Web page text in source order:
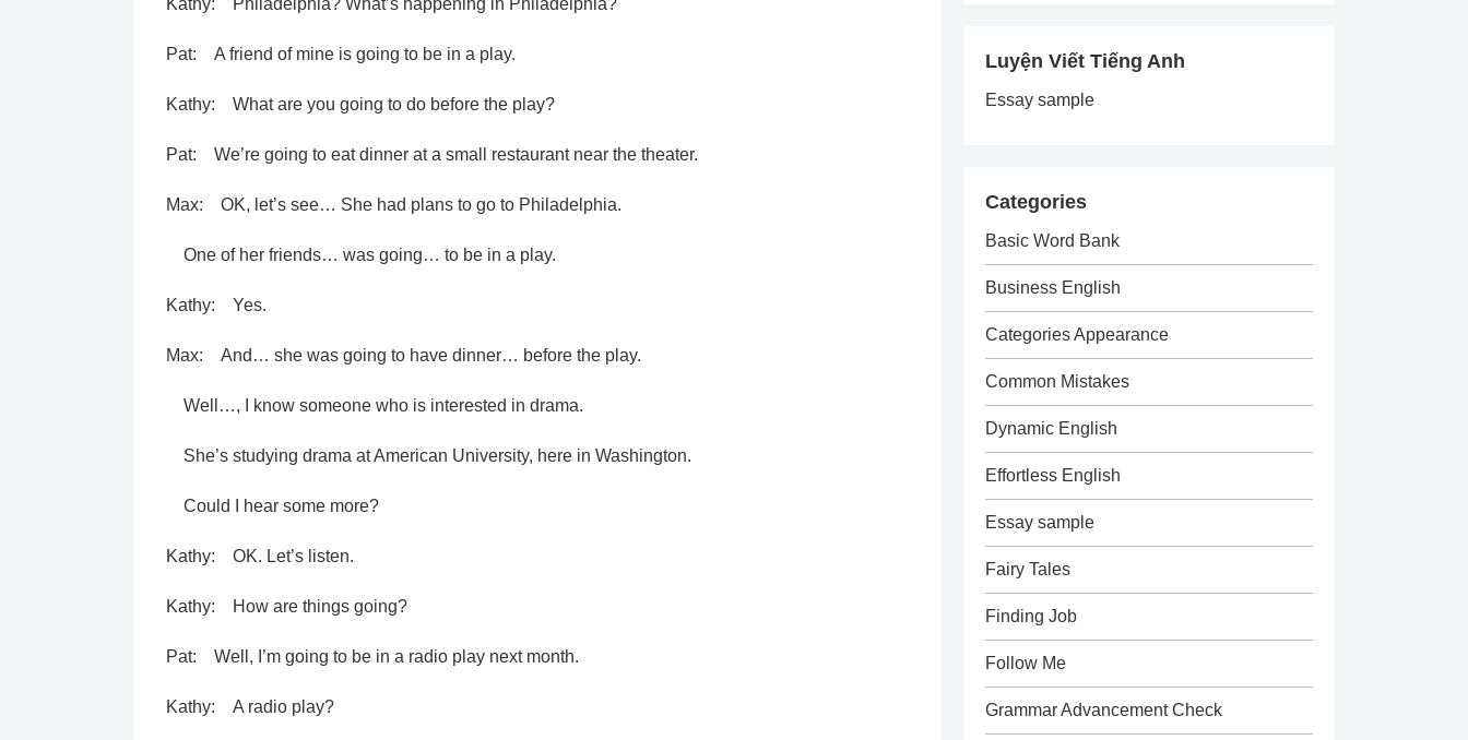
Kathy: Philadelphia? What’s happening in Philadelphia?
Pat: A friend of mine is going to be in a play.
Kathy: What are you going to do before the play?
Pat: We’re going to eat dinner at a small restaurant near the theater.
Max: OK, let’s see… She had plans to go to Philadelphia.
One of her friends… was going… to be in a play.
Kathy: Yes.
Max: And… she was going to have dinner… before the play.
Well…, I know someone who is interested in drama.
She’s studying drama at American University, here in Washington.
Could I hear some more?
Kathy: OK. Let’s listen.
Kathy: How are things going?
Pat: Well, I’m going to be in a radio play next month.
Kathy: A radio play?
Luyện Viết Tiếng Anh
Essay sample
Categories
Basic Word Bank
Business English
Categories Appearance
Common Mistakes
Dynamic English
Effortless English
Essay sample
Fairy Tales
Finding Job
Follow Me
Grammar Advancement Check